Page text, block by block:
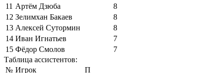
11 Артём Дзюба
8
12 Зелимхан Бакаев
8
13 Алексей Сутормин
8
14 Иван Игнатьев
7
15 Фёдор Смолов
7
Таблица ассистентов:
№ Игрок
П